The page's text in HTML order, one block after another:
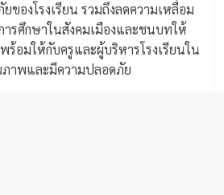
ของโรงเรียน รวมถึงลดความเหลื่อม
ารศึกษาในสังคมเมืองและชนบทให้
ร้อมให้กับครูและผู้บริหารโรงเรียนใน
าพและมีความปลอดภัย